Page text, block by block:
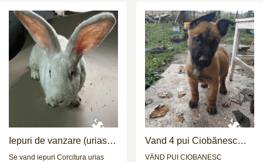
Iepuri de vanzare (urias
Se vand iepuri Corcitura urias
Vand 4 pui Ciobănesc
Belgian - 2 luni
VÂND PUI CIOBANESC